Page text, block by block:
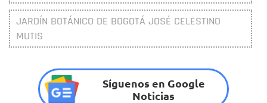
JARDÍN BOTÁNICO DE BOGOTÁ JOSÉ CELESTINO
MUTIS
Síguenos en Google
Noticias